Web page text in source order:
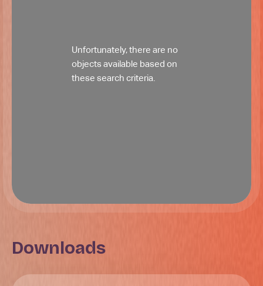
Unfortunately, there are no
objects available based on
these search criteria.
Downloads